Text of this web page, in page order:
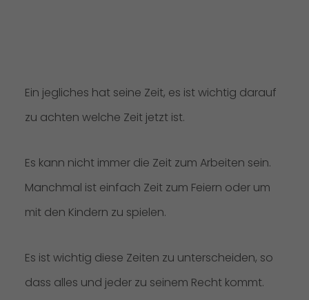
Ein jegliches hat seine Zeit, es ist wichtig darauf
zu achten welche Zeit jetzt ist.
Es kann nicht immer die Zeit zum Arbeiten sein.
Manchmal ist einfach Zeit zum Feiern oder um
mit den Kindern zu spielen.
Es ist wichtig diese Zeiten zu unterscheiden, so
dass alles und jeder zu seinem Recht kommt.